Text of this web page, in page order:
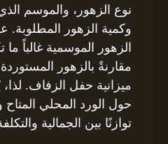
نوع الزهور، والموسم
وكمية الزهور المطلوبة.
الزهور الموسمية غالباً
مقارنةً بالزهور
ميزانية حفل الزفاف.
حول الورد المحلي
توازنًا بين الجمالية